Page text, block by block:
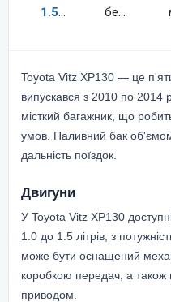
1.5109 бензин
Toyota Vitz XP130 — це
випускався з 2010 по 2014
місткий багажник, що
умов. Паливний бак об'ємом
дальність поїздок.
Двигуни
У Toyota Vitz XP130
1.0 до 1.5 літрів, з
може бути оснащений
коробкою передач, а
приводом.